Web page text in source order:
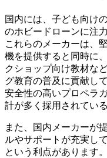
国内には、子ども向け
のホビードローンに注
これらのメーカーは、
機を提供すると同時に
クショップ向け教材な
グ教育の普及に貢献して
安全性の高いプロペラ
計が多く採用されてい
また、国内メーカーが
ルやサポートが充実し
という利点があります。